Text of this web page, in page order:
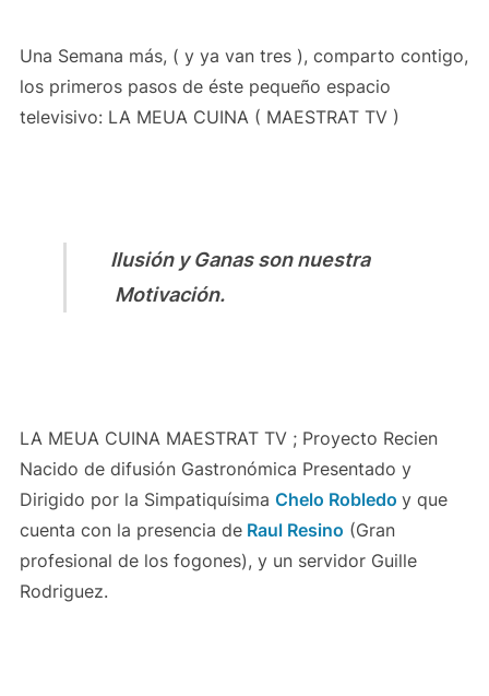
Una Semana más, ( y ya van tres ), comparto contigo,
los primeros pasos de éste pequeño espacio
televisivo: LA MEUA CUINA ( MAESTRAT TV )
Ilusión y Ganas son nuestra
Motivación.
LA MEUA CUINA MAESTRAT TV ; Proyecto Recien
Nacido de difusión Gastronómica Presentado y
Dirigido por la Simpatiquísima Chelo Robledo y que
cuenta con la presencia deRaul Resino (Gran
profesional de los fogones), y un servidor Guille
Rodriguez.